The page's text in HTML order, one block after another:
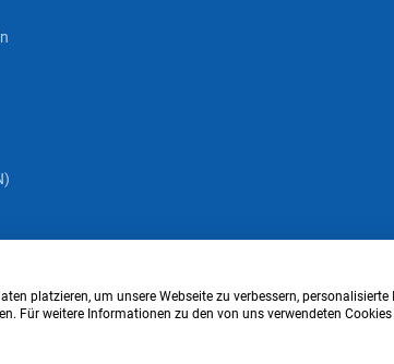
AGB Privacy
platzieren, um unsere Webseite zu verbessern,
Für weitere Informationen zu den von uns verwendeten